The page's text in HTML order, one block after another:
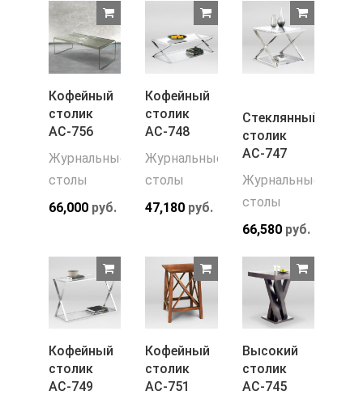
Кофейный
столик
АС-756
Журнальные
столы
66,000 руб.
Кофейный
столик
АС-748
Журнальные
столы
47,180 руб.
Стеклянный
столик
АС-747
Журнальные
столы
66,580руб.
Кофейный
столик
АС-749
Кофейный
столик
АС-751
Высокий
столик
АС-745